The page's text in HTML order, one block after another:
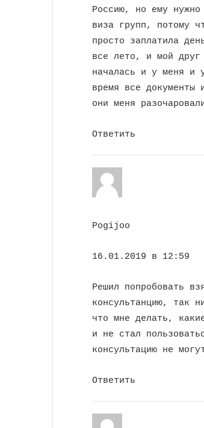
Россию, но ему
виза групп, потому
просто заплатила
все лето, и мой друг
началась и у меня и
время все документы
они меня
Ответить
Pogijoo
16.01.2019 в 12:59
Решил попробовать
консультанцию, так
что мне делать,
и не стал
консультацию не
Ответить